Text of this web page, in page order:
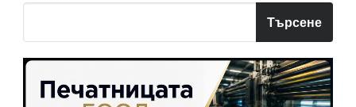
Търсене